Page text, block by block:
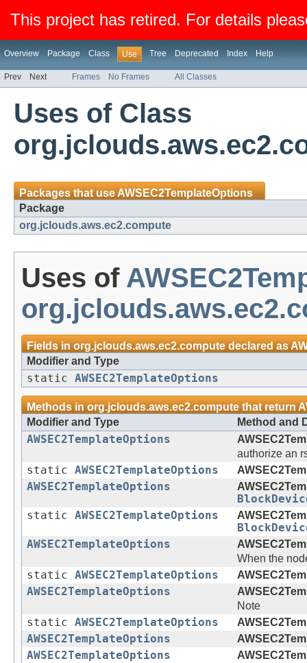
This project has retired. For details
Overview Package Class Use Tree Deprecated Index Help
Prev Next Frames No Frames All Classes
Uses of Class
Packages that useAWSEC2TemplateOptions
Package
org.jclouds.aws.ec2.compute
Uses of
Fields inorg.jclouds.aws.ec2.computedeclared as
Modifier and Type
static AWSEC2TemplateOptions
Methods inorg.jclouds.aws.ec2.computethat return
Modifier and Type
Method and
AWSEC2TemplateOptions
authorize an
static AWSEC2TemplateOptions
AWSEC2TemplateOptions
static AWSEC2TemplateOptions
AWSEC2TemplateOptions
When the
static AWSEC2TemplateOptions
AWSEC2TemplateOptions
Note
static AWSEC2TemplateOptions
AWSEC2TemplateOptions
AWSEC2TemplateOptions